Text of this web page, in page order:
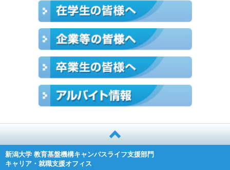
新潟大学 教育基盤機構キャンパスライフ支援部門
キャリア・就職支援オフィス